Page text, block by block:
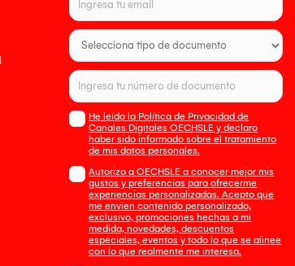
He leído la Política de Privacidad de
Canales Digitales OECHSLE y declaro
haber sido informado sobre el tratamiento
de mis datos personales.
Autorizo a OECHSLE a conocer mejor mis
gustos y preferencias para ofrecerme
experiencias personalizadas. Acepto que
me envien contenido personalizado,
exclusivo, promociones hechas a mi
medida, novedades, descuentos
especiales, eventos y todo lo que se alinee
con lo que realmente me interesa.